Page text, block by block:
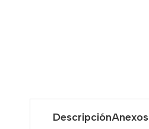
DescripciónAnexos